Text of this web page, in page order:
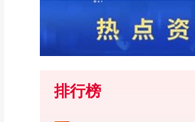
排行榜